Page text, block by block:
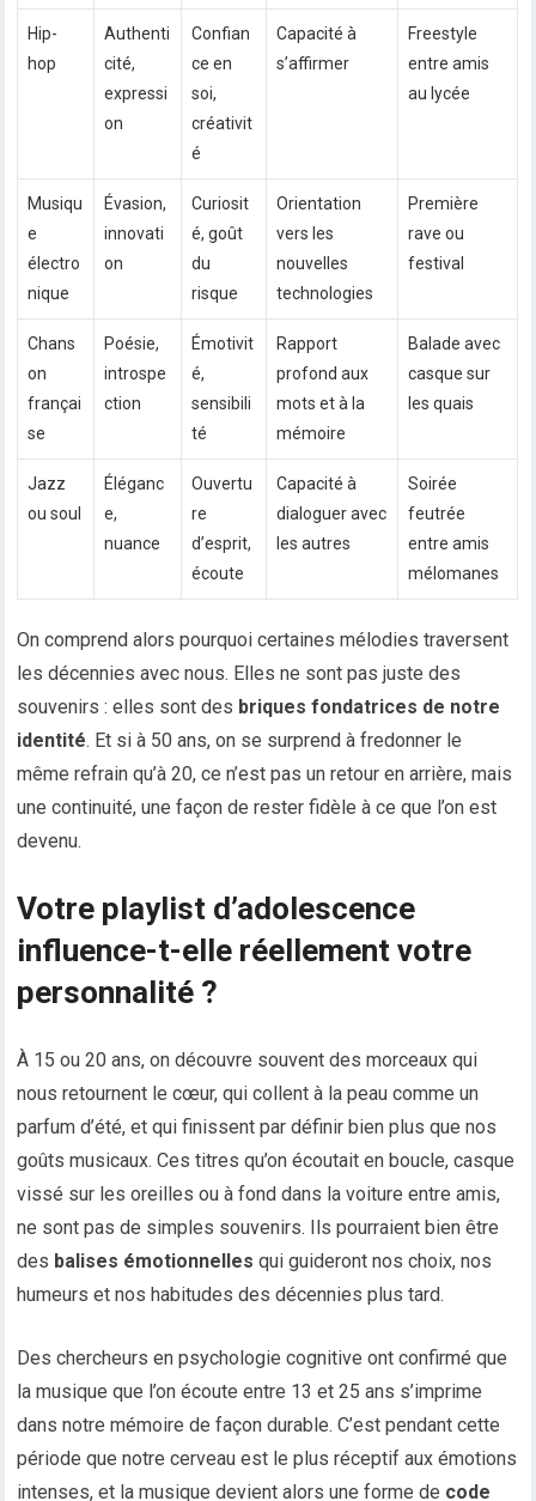
Hip-
hop
Authenti
cité,
expressi
on
Confian
ce en
soi,
créativit
é
Capacité à
s’affirmer
Freestyle
entre amis
au lycée
Musiqu
e
électro
nique
Évasion,
innovati
on
Curiosit
é, goût
du
risque
Orientation
vers les
nouvelles
technologies
Première
rave ou
festival
Chans
on
françai
se
Poésie,
introspe
ction
Émotivit
é,
sensibili
té
Rapport
profond aux
mots et à la
mémoire
Balade avec
casque sur
les quais
Jazz
ou soul
Éléganc
e,
nuance
Ouvertu
re
d’esprit,
écoute
Capacité à
dialoguer avec
les autres
Soirée
feutrée
entre amis
mélomanes
On comprend alors pourquoi certaines mélodies traversent
les décennies avec nous. Elles ne sont pas juste des
souvenirs : elles sont des briques fondatrices de notre
identité. Et si à 50 ans, on se surprend à fredonner le
même refrain qu’à 20, ce n’est pas un retour en arrière, mais
une continuité, une façon de rester fidèle à ce que l’on est
devenu.
Votre playlist d’adolescence
influence-t-elle réellement votre
personnalité ?
À 15 ou 20 ans, on découvre souvent des morceaux qui
nous retournent le cœur, qui collent à la peau comme un
parfum d’été, et qui finissent par définir bien plus que nos
goûts musicaux. Ces titres qu’on écoutait en boucle, casque
vissé sur les oreilles ou à fond dans la voiture entre amis,
ne sont pas de simples souvenirs. Ils pourraient bien être
des balises émotionnelles qui guideront nos choix, nos
humeurs et nos habitudes des décennies plus tard.
Des chercheurs en psychologie cognitive ont confirmé que
la musique que l’on écoute entre 13 et 25 ans s’imprime
dans notre mémoire de façon durable. C’est pendant cette
période que notre cerveau est le plus réceptif aux émotions
intenses, et la musique devient alors une forme de code